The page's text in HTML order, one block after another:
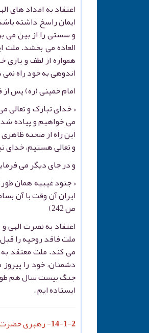
اعتقاد به امداد های
ایمان راسخ داشته
و سستی را از بین می
العاده می بخشد. ملت
همواره از لطف و
اندوهی به خود راه
امام خمینی (ره) پس
« خدای تبارک و تعالی
می خواهیم و پیاده
این راه از صحنه
و تعالی هستیم، خدای
و در جای دیگر می
« جنود غیبیه همان
ایران آن وقت با آن
ص 242)
اعتقاد به نصرت الهی
ملت فاقد روحیه را
می کند. ملت معتقد به
دشمنان، خود را
جنگ بیست سال هم
ایستاده ایم .
14-1-2- رهبری حضرت امام (ره)